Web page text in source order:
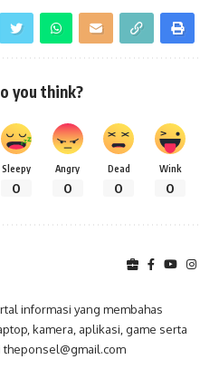
you think?
Sleepy
0
Angry
0
Dead
0
Wink
0
informasi yang membahas
kamera, aplikasi, game serta